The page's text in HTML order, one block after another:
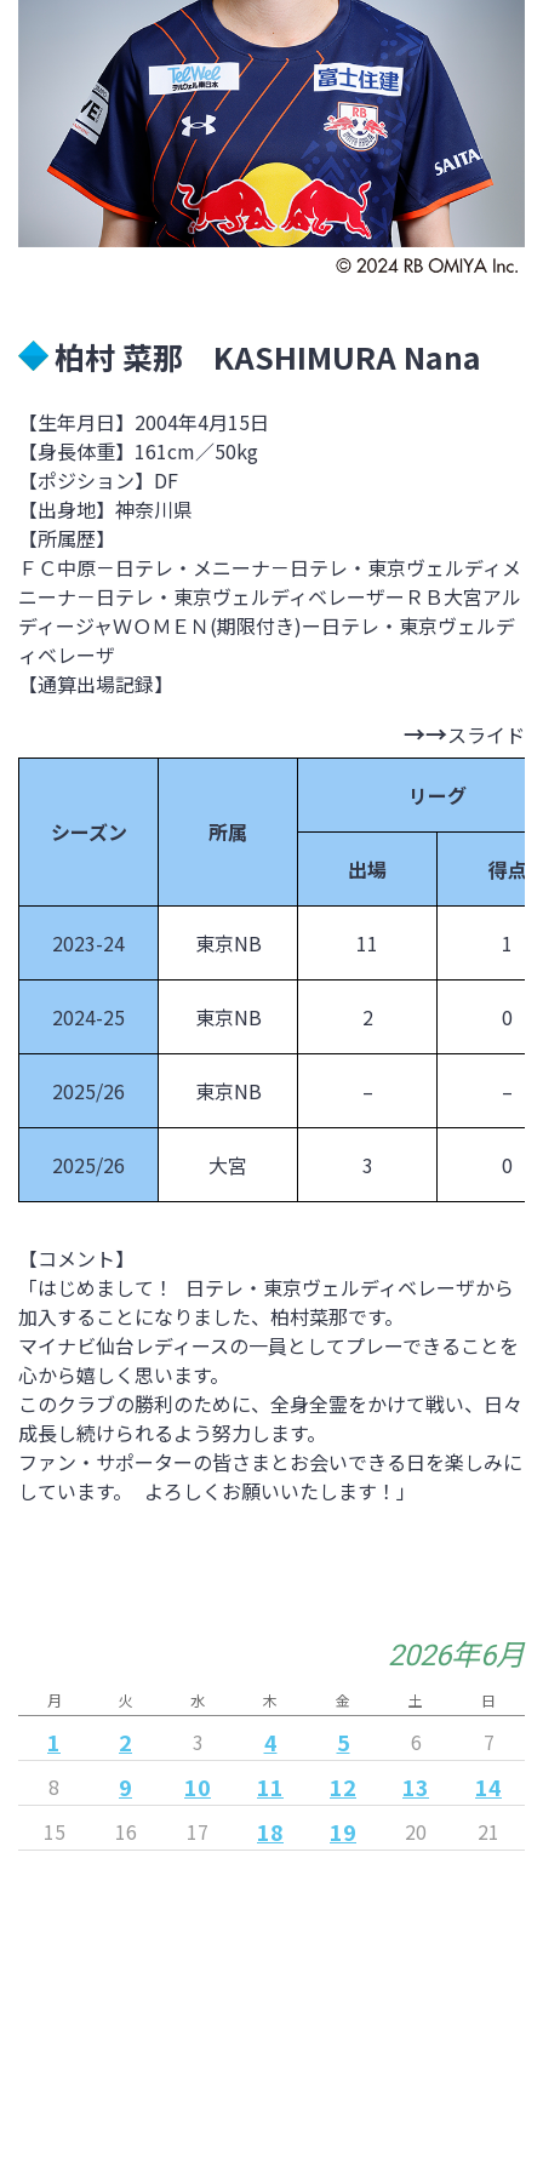
柏村 菜那 KASHIMURA Nana
【生年月日】2004年4月15日
【身長体重】161cm／50kg
【ポジション】DF
【出身地】神奈川県
【所属歴】
ＦＣ中原－日テレ・メニーナ－日テレ・東京ヴェルディメ
ニーナ－日テレ・東京ヴェルディベレーザーＲＢ大宮アル
ディージャＷＯＭＥＮ(期限付き)ー日テレ・東京ヴェルデ
ィベレーザ
【通算出場記録】
スライド
シーズン 所属
リーグ
出場 得点
2023-24 東京NB 11 1
2024-25 東京NB 2 0
2025/26 東京NB – –
2025/26 大宮 3 0
【コメント】
「はじめまして！
日テレ・東京ヴェルディベレーザから
加入することになりました、柏村菜那です。
マイナビ仙台レディースの一員としてプレーできることを
心から嬉しく思います。
このクラブの勝利のために、全身全霊をかけて戦い、日々
成長し続けられるよう努力します。
ファン・サポーターの皆さまとお会いできる日を楽しみに
しています。
よろしくお願いいたします！」
2026年6月
月 火 水 木 金 土 日
1 2 3 4 5 6
7
8
9 10 11 12 13 14
15 16 17 18 19 20 21